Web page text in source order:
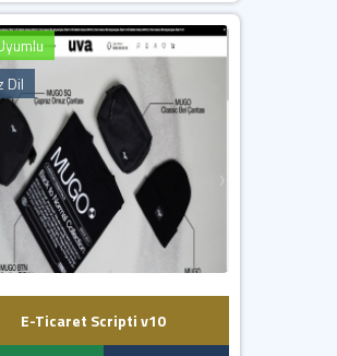
Dil
E-Ticaret Scripti v10